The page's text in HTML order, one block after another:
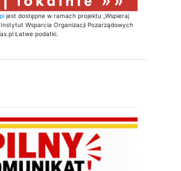
jest dostępne w ramach projektu „Wspieraj
Wsparcia Organizacji Pozarządowych
Łatwe podatki.